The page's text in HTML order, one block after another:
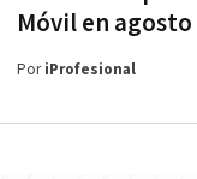
Móvil en agosto
PoriProfesional